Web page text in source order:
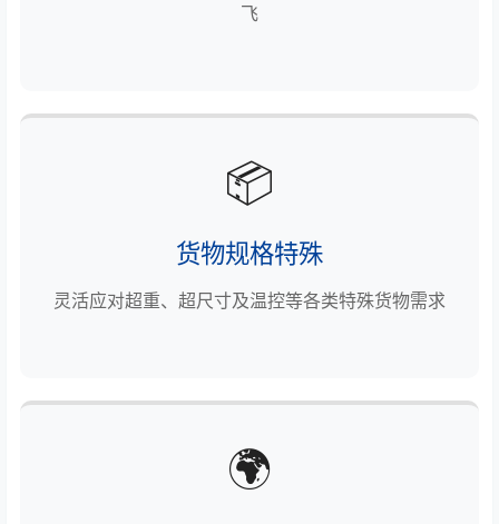
飞
📦
货物规格特殊
灵活应对超重、超尺寸及温控等各类特殊货物需求
🌍